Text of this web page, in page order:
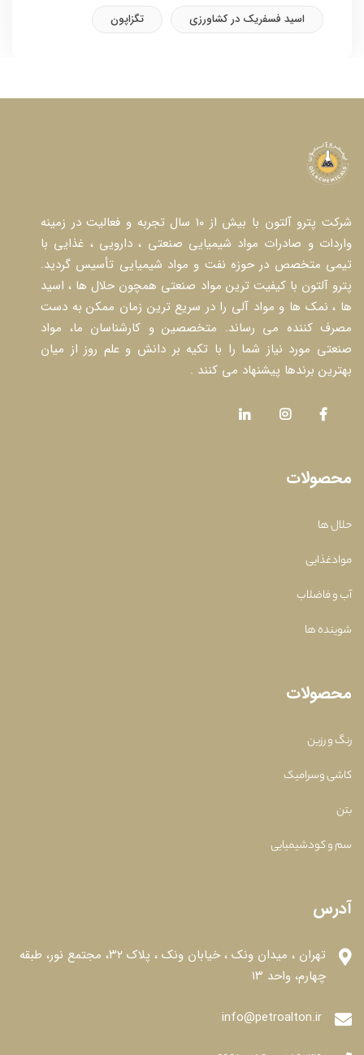
اسید فسفریک در کشاورزی
تگزاپون
شرکت پترو آلتون با بیش از ۱۰ سال تجربه و فعالیت در زمینه
واردات و صادرات مواد شیمیایی صنعتی ، دارویی ، غذایی با
تیمی متخصص در حوزه نفت و مواد شیمیایی تأسیس گردید.
پترو آلتون با کیفیت ترین مواد صنعتی همچون حلال ها ، اسید
ها ، نمک ها و مواد آلی را در سریع ترین زمان ممکن به دست
مصرف کننده می رساند. متخصصین و کارشناسان ما، مواد
صنعتی مورد نیاز شما را با تکیه بر دانش و علم روز از میان
بهترین برندها پیشنهاد می کنند .
محصولات
حلال ها
موادغذایی
آب و فاضلاب
شوینده ها
محصولات
رنگ و رزین
کاشی وسرامیک
بتن
سم و کودشیمیایی
آدرس
تهران ، میدان ونک ، خیابان ونک ، پلاک ۳۲، مجتمع نور، طبقه
چهارم، واحد ۱۳
info@petroalton.ir